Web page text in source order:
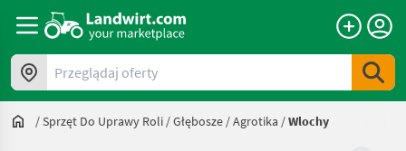
Przeglądaj oferty
/Sprzęt Do Uprawy Roli /Głębosze /Agrotika /Wlochy